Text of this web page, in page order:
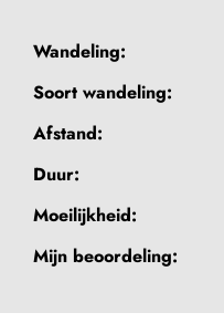
Wandeling:
Soort wandeling:
Afstand:
Duur:
Moeilijkheid:
Mijn beoordeling: